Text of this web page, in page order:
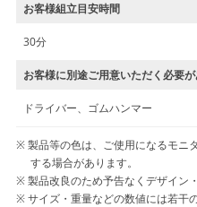
お客様組立目安時間
30分
お客様に別途ご用意いただく必要
ドライバー、ゴムハンマー
製品等の色は、ご使用になるモニ
する場合があります。
製品改良のため予告なくデザイン
サイズ・重量などの数値には若干